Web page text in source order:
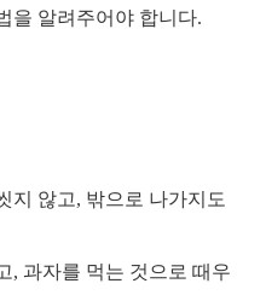
을 알려주어야 합니다.
지 않고, 밖으로 나가지도
, 과자를 먹는 것으로 때우